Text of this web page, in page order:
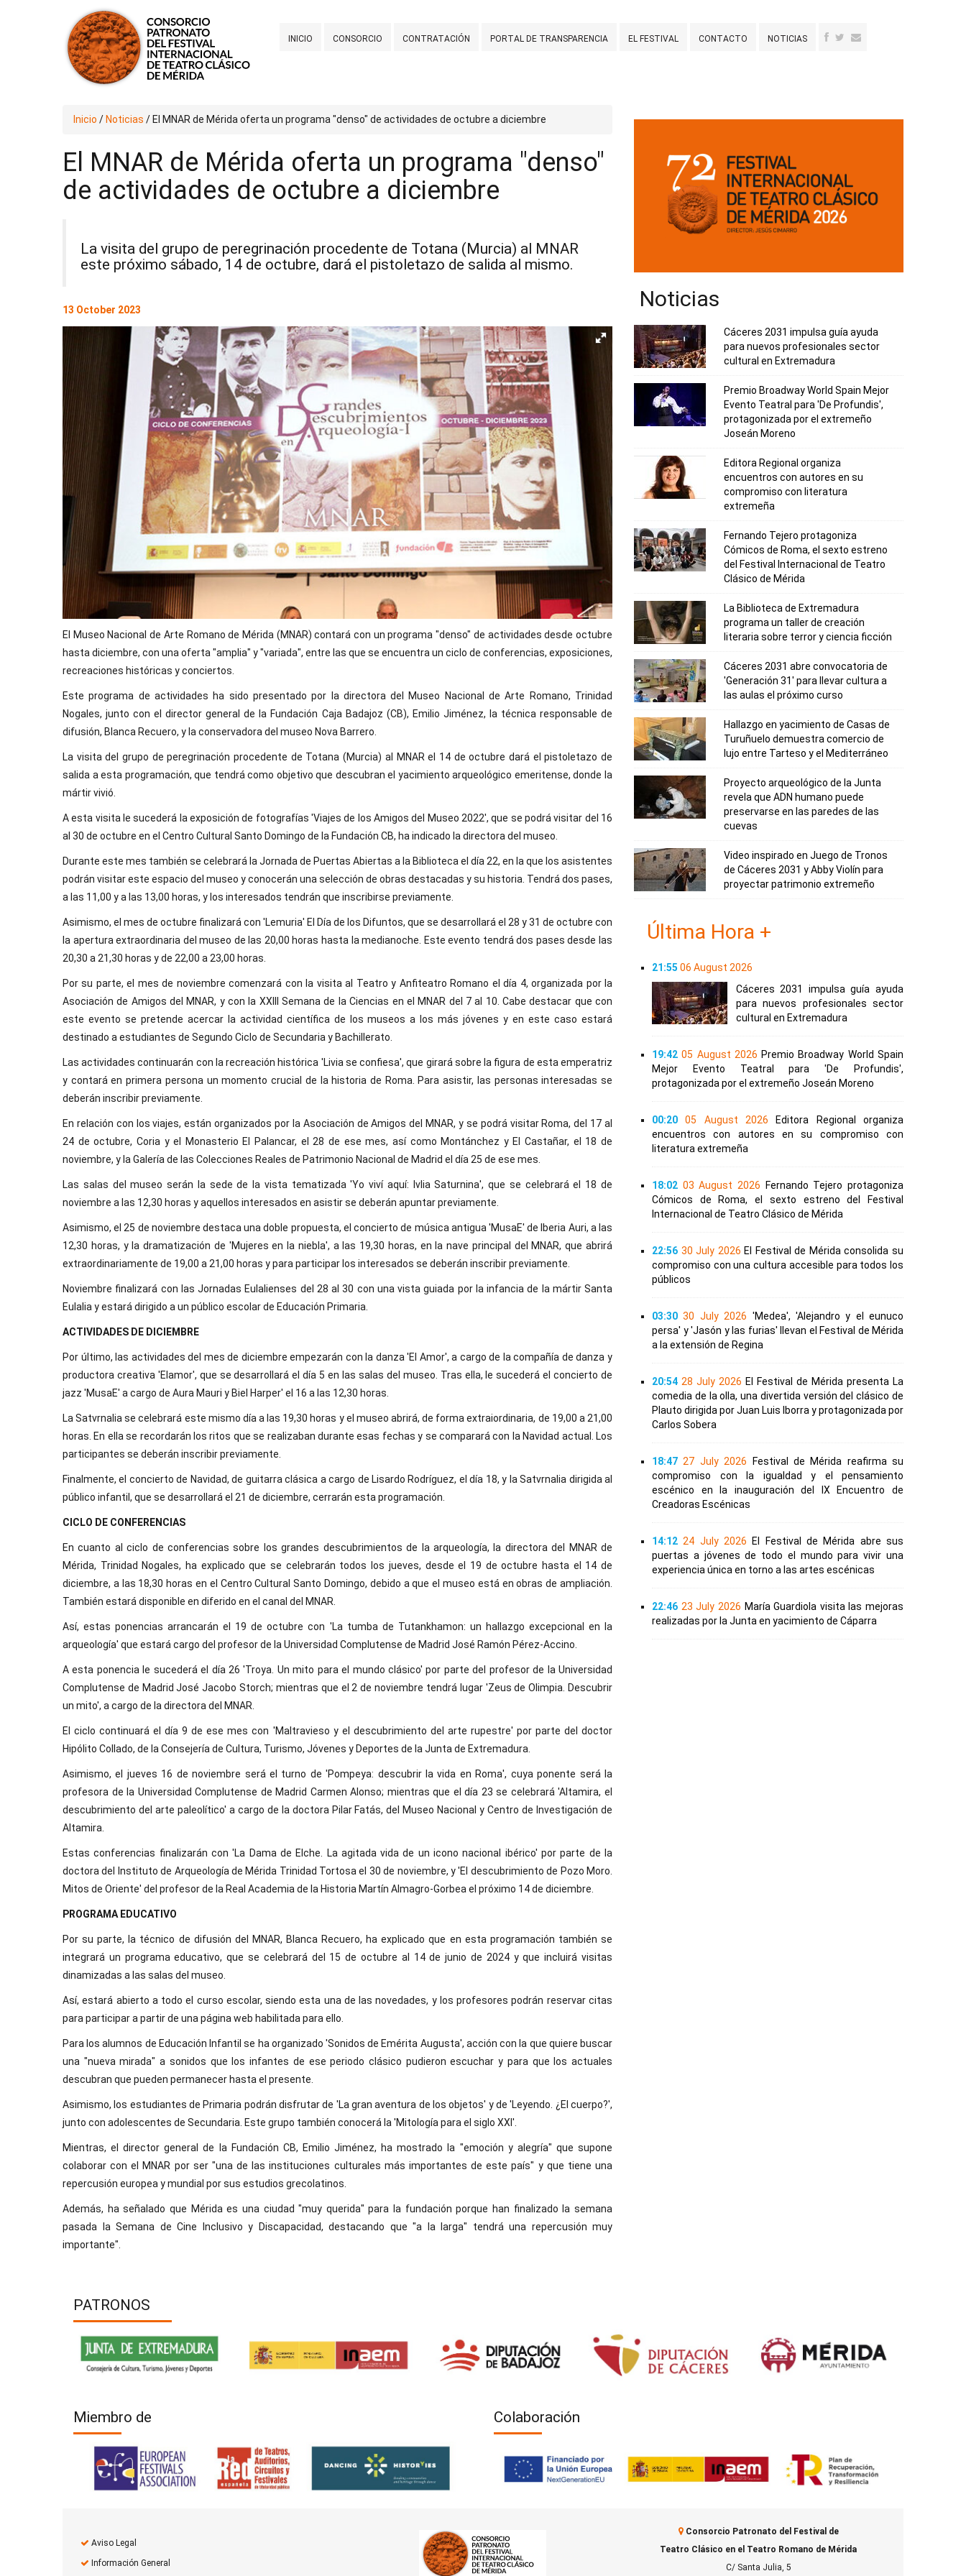
INICIO CONSORCIO CONTRATACIÓN PORTAL DE TRANSPARENCIA EL FESTIVAL CONTACTO NOTICIAS
Inicio / Noticias / El MNAR de Mérida oferta un programa "denso" de actividades de octubre a diciembre
El MNAR de Mérida oferta un programa "denso"
de actividades de octubre a diciembre
La visita del grupo de peregrinación procedente de Totana (Murcia) al MNAR
este próximo sábado, 14 de octubre, dará el pistoletazo de salida al mismo.
13 October 2023
El Museo Nacional de Arte Romano de Mérida (MNAR) contará con un programa "denso" de actividades desde octubre
hasta diciembre, con una oferta "amplia" y "variada", entre las que se encuentra un ciclo de conferencias, exposiciones,
recreaciones históricas y conciertos.
Este programa de actividades ha sido presentado por la directora del Museo Nacional de Arte Romano, Trinidad
Nogales, junto con el director general de la Fundación Caja Badajoz (CB), Emilio Jiménez, la técnica responsable de
difusión, Blanca Recuero, y la conservadora del museo Nova Barrero.
La visita del grupo de peregrinación procedente de Totana (Murcia) al MNAR el 14 de octubre dará el pistoletazo de
salida a esta programación, que tendrá como objetivo que descubran el yacimiento arqueológico emeritense, donde la
mártir vivió.
A esta visita le sucederá la exposición de fotografías 'Viajes de los Amigos del Museo 2022', que se podrá visitar del 16
al 30 de octubre en el Centro Cultural Santo Domingo de la Fundación CB, ha indicado la directora del museo.
Durante este mes también se celebrará la Jornada de Puertas Abiertas a la Biblioteca el día 22, en la que los asistentes
podrán visitar este espacio del museo y conocerán una selección de obras destacadas y su historia. Tendrá dos pases,
a las 11,00 y a las 13,00 horas, y los interesados tendrán que inscribirse previamente.
Asimismo, el mes de octubre finalizará con 'Lemuria' El Día de los Difuntos, que se desarrollará el 28 y 31 de octubre con
la apertura extraordinaria del museo de las 20,00 horas hasta la medianoche. Este evento tendrá dos pases desde las
20,30 a 21,30 horas y de 22,00 a 23,00 horas.
Por su parte, el mes de noviembre comenzará con la visita al Teatro y Anfiteatro Romano el día 4, organizada por la
Asociación de Amigos del MNAR, y con la XXIII Semana de la Ciencias en el MNAR del 7 al 10. Cabe destacar que con
este evento se pretende acercar la actividad científica de los museos a los más jóvenes y en este caso estará
destinado a estudiantes de Segundo Ciclo de Secundaria y Bachillerato.
Las actividades continuarán con la recreación histórica 'Livia se confiesa', que girará sobre la figura de esta emperatriz
y contará en primera persona un momento crucial de la historia de Roma. Para asistir, las personas interesadas se
deberán inscribir previamente.
En relación con los viajes, están organizados por la Asociación de Amigos del MNAR, y se podrá visitar Roma, del 17 al
24 de octubre, Coria y el Monasterio El Palancar, el 28 de ese mes, así como Montánchez y El Castañar, el 18 de
noviembre, y la Galería de las Colecciones Reales de Patrimonio Nacional de Madrid el día 25 de ese mes.
Las salas del museo serán la sede de la vista tematizada 'Yo viví aquí: Ivlia Saturnina', que se celebrará el 18 de
noviembre a las 12,30 horas y aquellos interesados en asistir se deberán apuntar previamente.
Asimismo, el 25 de noviembre destaca una doble propuesta, el concierto de música antigua 'MusaE' de Iberia Auri, a las
12,30 horas, y la dramatización de 'Mujeres en la niebla', a las 19,30 horas, en la nave principal del MNAR, que abrirá
extraordinariamente de 19,00 a 21,00 horas y para participar los interesados se deberán inscribir previamente.
Noviembre finalizará con las Jornadas Eulalienses del 28 al 30 con una vista guiada por la infancia de la mártir Santa
Eulalia y estará dirigido a un público escolar de Educación Primaria.
ACTIVIDADES DE DICIEMBRE
Por último, las actividades del mes de diciembre empezarán con la danza 'El Amor', a cargo de la compañía de danza y
productora creativa 'Elamor', que se desarrollará el día 5 en las salas del museo. Tras ella, le sucederá el concierto de
jazz 'MusaE' a cargo de Aura Mauri y Biel Harper' el 16 a las 12,30 horas.
La Satvrnalia se celebrará este mismo día a las 19,30 horas y el museo abrirá, de forma extraiordinaria, de 19,00 a 21,00
horas. En ella se recordarán los ritos que se realizaban durante esas fechas y se comparará con la Navidad actual. Los
participantes se deberán inscribir previamente.
Finalmente, el concierto de Navidad, de guitarra clásica a cargo de Lisardo Rodríguez, el día 18, y la Satvrnalia dirigida al
público infantil, que se desarrollará el 21 de diciembre, cerrarán esta programación.
CICLO DE CONFERENCIAS
En cuanto al ciclo de conferencias sobre los grandes descubrimientos de la arqueología, la directora del MNAR de
Mérida, Trinidad Nogales, ha explicado que se celebrarán todos los jueves, desde el 19 de octubre hasta el 14 de
diciembre, a las 18,30 horas en el Centro Cultural Santo Domingo, debido a que el museo está en obras de ampliación.
También estará disponible en diferido en el canal del MNAR.
Así, estas ponencias arrancarán el 19 de octubre con 'La tumba de Tutankhamon: un hallazgo excepcional en la
arqueología' que estará cargo del profesor de la Universidad Complutense de Madrid José Ramón Pérez-Accino.
A esta ponencia le sucederá el día 26 'Troya. Un mito para el mundo clásico' por parte del profesor de la Universidad
Complutense de Madrid José Jacobo Storch; mientras que el 2 de noviembre tendrá lugar 'Zeus de Olimpia. Descubrir
un mito', a cargo de la directora del MNAR.
El ciclo continuará el día 9 de ese mes con 'Maltravieso y el descubrimiento del arte rupestre' por parte del doctor
Hipólito Collado, de la Consejería de Cultura, Turismo, Jóvenes y Deportes de la Junta de Extremadura.
Asimismo, el jueves 16 de noviembre será el turno de 'Pompeya: descubrir la vida en Roma', cuya ponente será la
profesora de la Universidad Complutense de Madrid Carmen Alonso; mientras que el día 23 se celebrará 'Altamira, el
descubrimiento del arte paleolítico' a cargo de la doctora Pilar Fatás, del Museo Nacional y Centro de Investigación de
Altamira.
Estas conferencias finalizarán con 'La Dama de Elche. La agitada vida de un icono nacional ibérico' por parte de la
doctora del Instituto de Arqueología de Mérida Trinidad Tortosa el 30 de noviembre, y 'El descubrimiento de Pozo Moro.
Mitos de Oriente' del profesor de la Real Academia de la Historia Martín Almagro-Gorbea el próximo 14 de diciembre.
PROGRAMA EDUCATIVO
Por su parte, la técnico de difusión del MNAR, Blanca Recuero, ha explicado que en esta programación también se
integrará un programa educativo, que se celebrará del 15 de octubre al 14 de junio de 2024 y que incluirá visitas
dinamizadas a las salas del museo.
Así, estará abierto a todo el curso escolar, siendo esta una de las novedades, y los profesores podrán reservar citas
para participar a partir de una página web habilitada para ello.
Para los alumnos de Educación Infantil se ha organizado 'Sonidos de Emérita Augusta', acción con la que quiere buscar
una "nueva mirada" a sonidos que los infantes de ese periodo clásico pudieron escuchar y para que los actuales
descubran que pueden permanecer hasta el presente.
Asimismo, los estudiantes de Primaria podrán disfrutar de 'La gran aventura de los objetos' y de 'Leyendo. ¿El cuerpo?',
junto con adolescentes de Secundaria. Este grupo también conocerá la 'Mitología para el siglo XXI'.
Mientras, el director general de la Fundación CB, Emilio Jiménez, ha mostrado la "emoción y alegría" que supone
colaborar con el MNAR por ser "una de las instituciones culturales más importantes de este país" y que tiene una
repercusión europea y mundial por sus estudios grecolatinos.
Además, ha señalado que Mérida es una ciudad "muy querida" para la fundación porque han finalizado la semana
pasada la Semana de Cine Inclusivo y Discapacidad, destacando que "a la larga" tendrá una repercusión muy
importante".
Noticias
Cáceres 2031 impulsa guía ayuda
para nuevos profesionales sector
cultural en Extremadura
Premio Broadway World Spain Mejor
Evento Teatral para 'De Profundis',
protagonizada por el extremeño
Joseán Moreno
Editora Regional organiza
encuentros con autores en su
compromiso con literatura
extremeña
Fernando Tejero protagoniza
Cómicos de Roma, el sexto estreno
del Festival Internacional de Teatro
Clásico de Mérida
La Biblioteca de Extremadura
programa un taller de creación
literaria sobre terror y ciencia ficción
Cáceres 2031 abre convocatoria de
'Generación 31' para llevar cultura a
las aulas el próximo curso
Hallazgo en yacimiento de Casas de
Turuñuelo demuestra comercio de
lujo entre Tarteso y el Mediterráneo
Proyecto arqueológico de la Junta
revela que ADN humano puede
preservarse en las paredes de las
cuevas
Video inspirado en Juego de Tronos
de Cáceres 2031 y Abby Violín para
proyectar patrimonio extremeño
Última Hora +
21:55 06 August 2026
Cáceres 2031 impulsa guía ayuda
para nuevos profesionales sector
cultural en Extremadura
19:42 05 August 2026 Premio Broadway World Spain
Mejor Evento Teatral para 'De Profundis',
protagonizada por el extremeño Joseán Moreno
00:20 05 August 2026
Editora Regional organiza
encuentros con autores en su compromiso con
literatura extremeña
18:02 03 August 2026
Fernando Tejero protagoniza
Cómicos de Roma, el sexto estreno del Festival
Internacional de Teatro Clásico de Mérida
22:56 30 July 2026 El Festival de Mérida consolida su
compromiso con una cultura accesible para todos los
públicos
03:30 30 July 2026 'Medea', 'Alejandro y el eunuco
persa' y 'Jasón y las furias' llevan el Festival de Mérida
a la extensión de Regina
20:54 28 July 2026 El Festival de Mérida presenta La
comedia de la olla, una divertida versión del clásico de
Plauto dirigida por Juan Luis Iborra y protagonizada por
Carlos Sobera
18:47 27 July 2026
Festival de Mérida reafirma su
compromiso con la igualdad y el pensamiento
escénico en la inauguración del IX Encuentro de
Creadoras Escénicas
14:12 24 July 2026
El Festival de Mérida abre sus
puertas a jóvenes de todo el mundo para vivir una
experiencia única en torno a las artes escénicas
22:46 23 July 2026 María Guardiola visita las mejoras
realizadas por la Junta en yacimiento de Cáparra
PATRONOS
Miembro de Colaboración
Aviso Legal
Información General
Consorcio Patronato del Festival de
Teatro Clásico en el Teatro Romano de Mérida
C/ Santa Julia, 5